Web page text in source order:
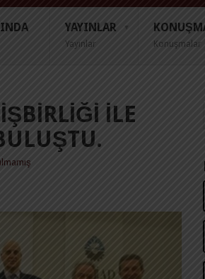
YAYINLAR
Yayınlar Konuşmalar
ILE